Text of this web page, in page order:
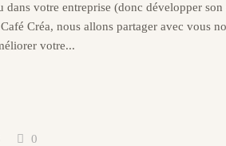
dans votre entreprise (donc développer
Créa, nous allons partager avec vous
votre...
0